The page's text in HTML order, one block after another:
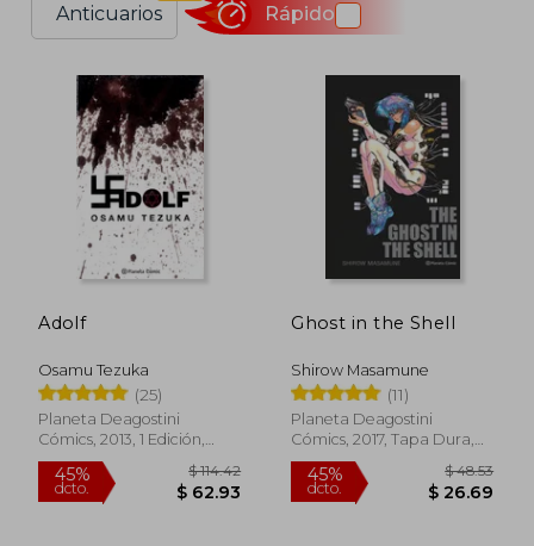
Anticuarios Rápido
Adolf
Osamu Tezuka
(25)
Planeta Deagostini
Cómics, 2013, 1 Edición,
Tapa Dura, Nuevo
Ghost in the Shell
Shirow Masamune
(11)
Planeta Deagostini
Cómics, 2017, Tapa Dura,
Nuevo